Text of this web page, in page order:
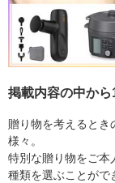
掲載内容の中から
贈り物を考えると
様々。
特別な贈り物をご本
種類を選ぶことがで